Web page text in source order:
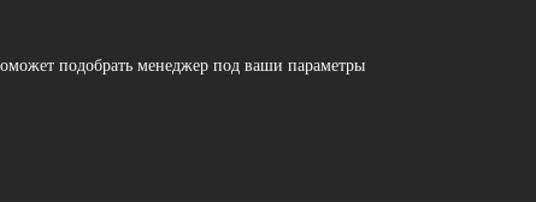
подобрать менеджер под ваши параметры